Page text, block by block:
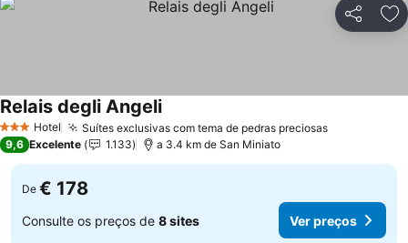
Partilhar
3 EstrelasHotel Suítes exclusivas com tema de pedras preciosas
Relais degli Angeli
9,6 Excelente 1.133 a 3.4 km de San Miniato
De € 178
Consulte os preços de 8 sites Ver preços